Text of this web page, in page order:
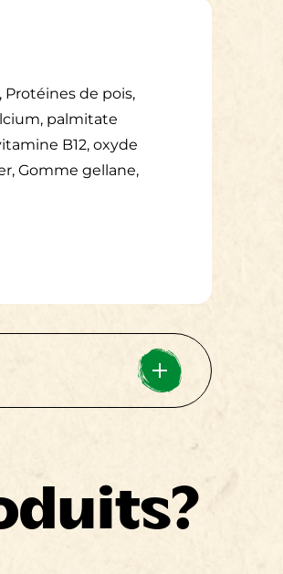
de pois,
palmitate
B12, oxyde
Gomme gellane,
5%
3%